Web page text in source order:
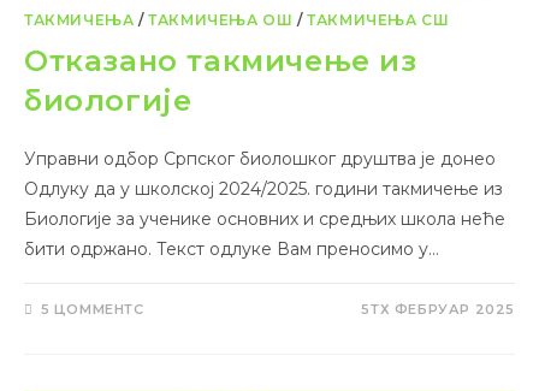
ТАКМИЧЕЊА /ТАКМИЧЕЊА ОШ /ТАКМИЧЕЊА СШ
Отказано такмичење из
биологије
Управни одбор Српског биолошког друштва је донео
Одлуку да у школској 2024/2025. години такмичење из
Биологије за ученике основних и средњих школа неће
бити одржано. Текст одлуке Вам преносимо у…
5 ЦОММЕНТС 5ТХ ФЕБРУАР 2025